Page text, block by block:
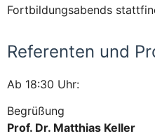
Fortbildungsabends
Referenten und
Ab 18:30 Uhr:
Begrüßung
Prof. Dr. Matthias Keller